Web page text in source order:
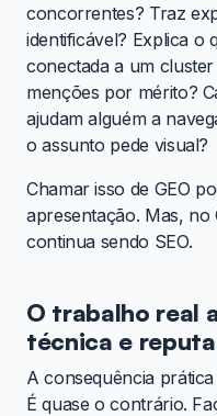
concorrentes? Traz
identificável? Explica o
conectada a um
menções por mérito?
ajudam alguém a
o assunto pede visual?
Chamar isso de GEO
apresentação. Mas,
continua sendo SEO.
O trabalho real
técnica e
A consequência
É quase o contrário.